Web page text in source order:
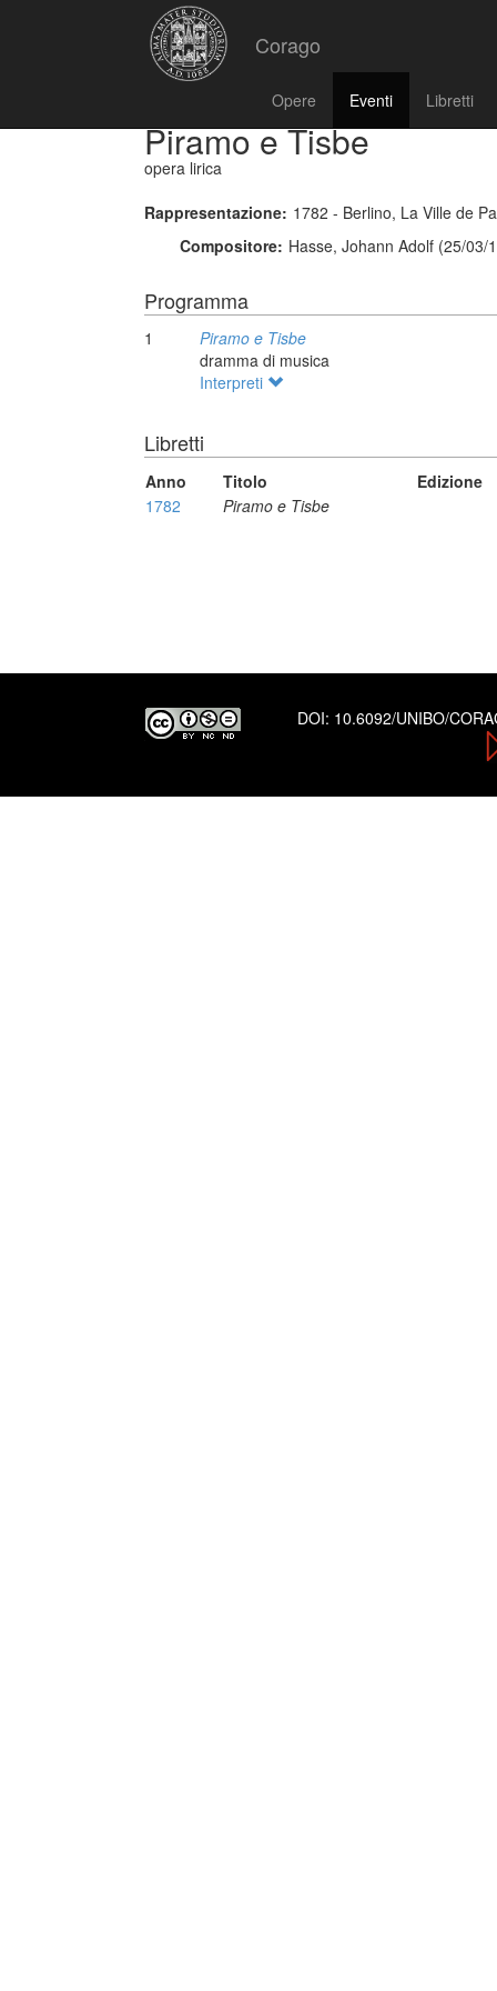
Corago
Opere Eventi Libretti
Piramo e Tisbe
opera lirica
Rappresentazione: 1782 - Berlino, La Ville de
Compositore: Hasse, Johann Adolf (25/03/
Programma
1
Piramo e Tisbe
dramma di musica
Interpreti
Libretti
Anno Titolo
Edizione
1782
Piramo e Tisbe
DOI: 10.6092/UNIBO/